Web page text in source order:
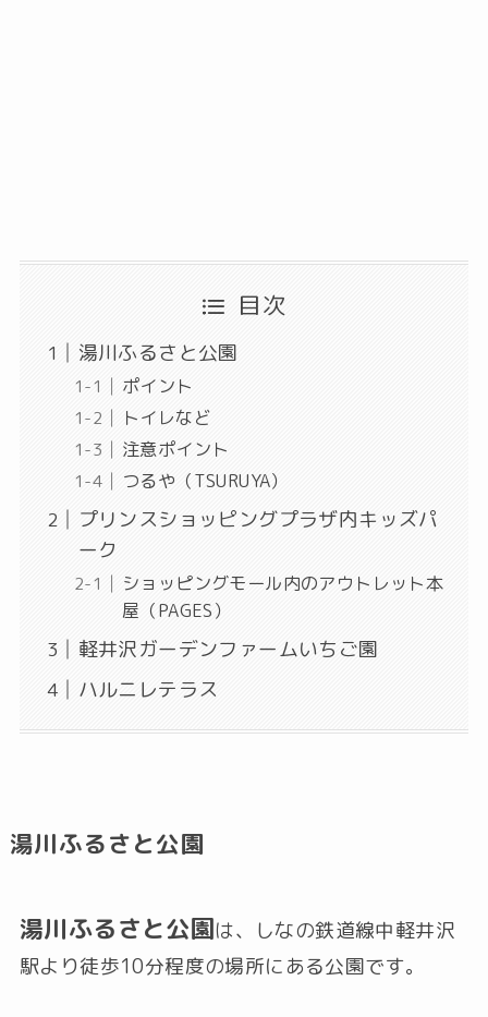
目次
湯川ふるさと公園
ポイント
トイレなど
注意ポイント
つるや（TSURUYA）
プリンスショッピングプラザ内キッズパ
ーク
ショッピングモール内のアウトレット本
屋（PAGES）
軽井沢ガーデンファームいちご園
ハルニレテラス
湯川ふるさと公園
湯川ふるさと公園は、しなの鉄道線中軽井沢
駅より徒歩10分程度の場所にある公園です。